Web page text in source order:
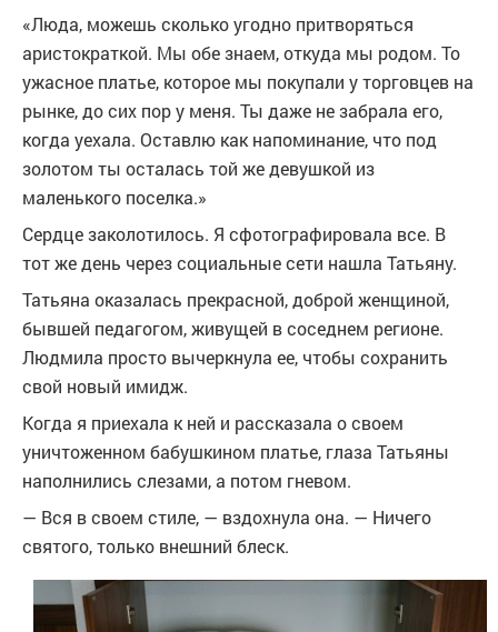
«Люда, можешь сколько угодно притворяться
аристократкой. Мы обе знаем, откуда мы родом. То
ужасное платье, которое мы покупали у торговцев на
рынке, до сих пор у меня. Ты даже не забрала его,
когда уехала. Оставлю как напоминание, что под
золотом ты осталась той же девушкой из
маленького поселка.»
Сердце заколотилось. Я сфотографировала все. В
тот же день через социальные сети нашла Татьяну.
Татьяна оказалась прекрасной, доброй женщиной,
бывшей педагогом, живущей в соседнем регионе.
Людмила просто вычеркнула ее, чтобы сохранить
свой новый имидж.
Когда я приехала к ней и рассказала о своем
уничтоженном бабушкином платье, глаза Татьяны
наполнились слезами, а потом гневом.
— Вся в своем стиле, — вздохнула она. — Ничего
святого, только внешний блеск.